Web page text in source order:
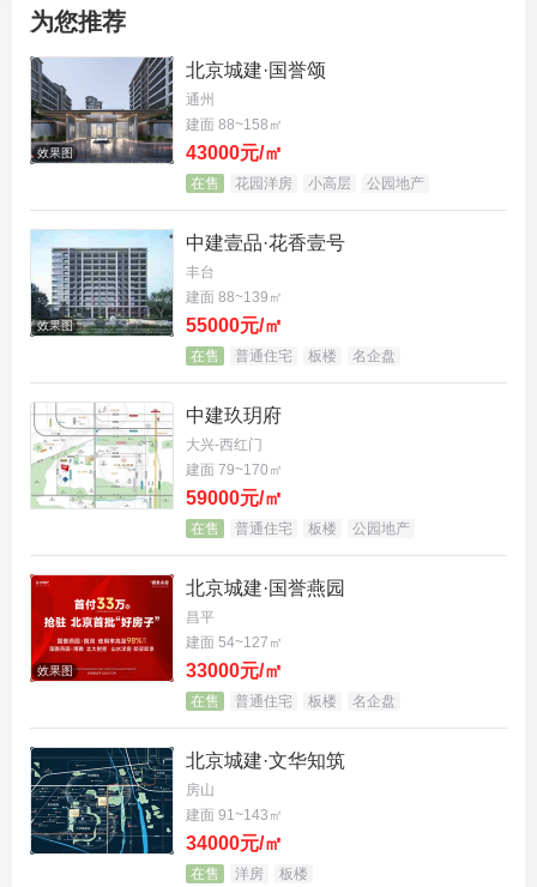
切割。
第一把刀：库存高压。
以丰台为例，南四环多个板块库存高企，部分项目开
盘半年去化不足三分之一。但土地供应并未减速，20
25年丰台已成交及待拍地块规划建面近19万平方米。
这好比一个近乎满溢的水池仍在注水，价格必然从各
第二把刀：二手房价格失守。
分钟寺“豪宅”从12万+跌至成交价不足8万；
丰台河西有次新房成交价仅2.4万元/平；
熙悦晴翠近期成交一套均价4.5万元/平，几乎砸穿当
年4.47万元/平的楼面价。
二手房是市场的真实定价。
当隔壁次新房比你的期房更便宜、且能即买即住时，
新房的“未来溢价”便迅速蒸发。
第三把刀：“规划信仰”崩塌。
购房者不再为图纸上的地铁、名校分校买单。规划落
为您推荐
效果图
北京城建·国誉颂
通州
建面 88~158㎡
43000元/㎡
在售 花园洋房 小高层 公园地产
效果图
中建壹品·花香壹号
丰台
建面 88~139㎡
55000元/㎡
在售 普通住宅 板楼 名企盘
中建玖玥府
大兴-西红门
建面 79~170㎡
59000元/㎡
在售 普通住宅 板楼 公园地产
效果图
北京城建·国誉燕园
昌平
建面 54~127㎡
33000元/㎡
在售 普通住宅 板楼 名企盘
北京城建·文华知筑
房山
建面 91~143㎡
34000元/㎡
在售 洋房 板楼